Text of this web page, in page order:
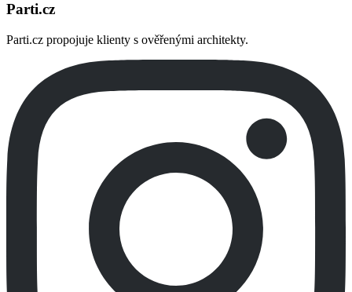
Parti.cz
Parti.cz propojuje klienty s ověřenými architekty.